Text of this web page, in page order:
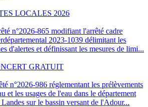
LOCALES 2026
n°2026-865 modifiant l'arrêté cadre
2023-1039 délimitant les
d'alertes et définissant les mesures de limi...
GRATUIT
n°2026-986 réglementant les prélèvements
et les usages de l'eau dans le département
Landes sur le bassin versant de l'Adour...